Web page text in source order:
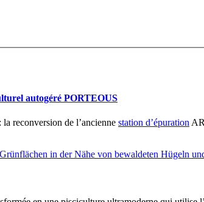
autogéré PORTEOUS
reconversion de l’ancienne station d’épuration